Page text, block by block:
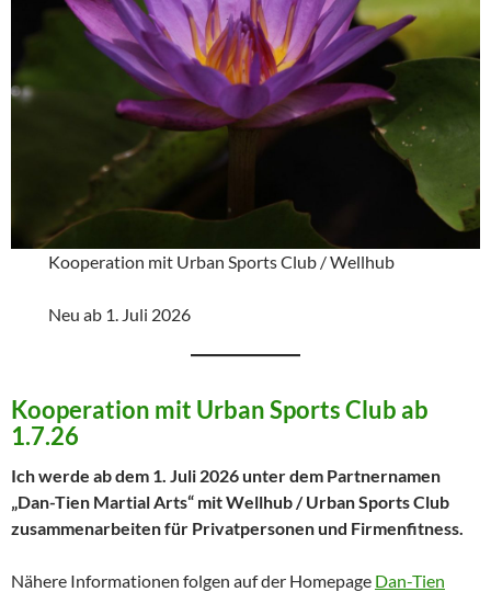
Kooperation mit Urban Sports Club / Wellhub
Neu ab 1. Juli 2026
Kooperation mit Urban Sports Club ab
1.7.26
Ich werde ab dem 1. Juli 2026 unter dem Partnernamen
„Dan-Tien Martial Arts“ mit Wellhub / Urban Sports Club
zusammenarbeiten für Privatpersonen und Firmenfitness.
Nähere Informationen folgen auf der Homepage Dan-Tien